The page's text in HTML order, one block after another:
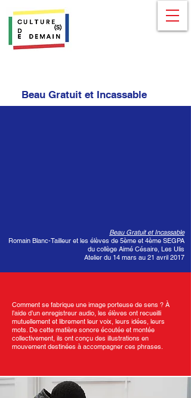
Beau Gratuit et Incassable
Beau Gratuit et Incassable
Romain Blanc-Tailleur et les élèves de 5ème et 4ème SEGPA
du collège Aimé Césaire, Les Ulis
Atelier du 14 mars au 21 avril 2017
Comment se fabrique une image porteuse de sens ? À
l’aide d’un enregistreur audio, les élèves ont recueilli
mutuellement et librement leur voix, leurs idées, leurs
mots. De cette matière sonore écoutée et montée
collectivement, ils ont conçu des illustrations en
mouvement destinées à accompagner ces phrases.